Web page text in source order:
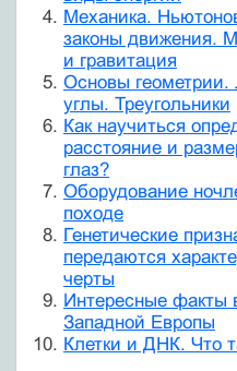
Механика.
законы движения.
и гравитация
Основы геометрии.
углы. Треугольники
Как научиться
расстояние и
глаз?
Оборудование
походе
Генетические
передаются
черты
Интересные факты
Западной Европы
Клетки и ДНК. Что